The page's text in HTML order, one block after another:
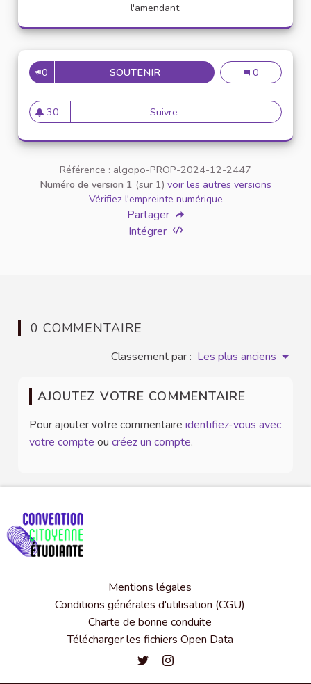
l'amendant.
0 SOUTENIRMISE EN PLACE D'UNEMise en place
0
30
30 abonnés
Suivre Mise en place d'une bourse
Référence : algopo-PROP-2024-12-2447
Numéro de version 1 (sur 1) voir les autres versions
Vérifiez l'empreinte numérique
Partager
Intégrer
0 COMMENTAIRE
Classement par : Les plus anciens
AJOUTEZ VOTRE COMMENTAIRE
Pour ajouter votre commentaire identifiez-vous avec
votre compte ou créez un compte.
Mentions légales
Conditions générales d'utilisation (CGU)
Charte de bonne conduite
Télécharger les fichiers Open Data
Convention citoyenne étudiante
Convention citoyenne